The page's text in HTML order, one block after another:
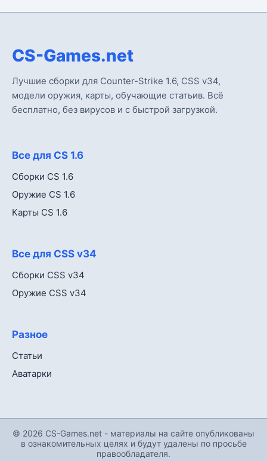
CS-Games.net
Лучшие сборки для Counter-Strike 1.6, CSS v34,
модели оружия, карты, обучающие статьив. Всё
бесплатно, без вирусов и с быстрой загрузкой.
Все для CS 1.6
Сборки CS 1.6
Оружие CS 1.6
Карты CS 1.6
Все для CSS v34
Сборки CSS v34
Оружие CSS v34
Разное
Статьи
Аватарки
© 2026 CS-Games.net - материалы на сайте опубликованы
в ознакомительных целях и будут удалены по просьбе
правообладателя.